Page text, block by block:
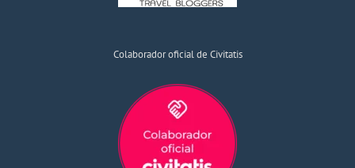
Colaborador oficial de Civitatis